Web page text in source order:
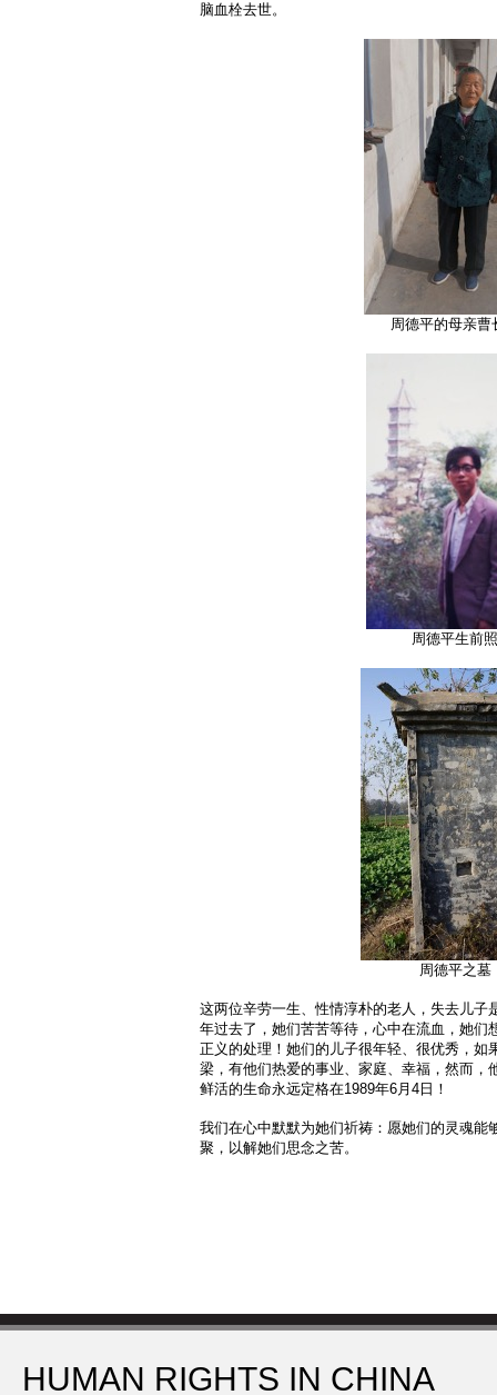
脑血栓去世。
周德平的母亲曹
周德平生前照
周德平之墓
这两位辛劳一生、性情淳朴的老人，失去儿子
年过去了，她们苦苦等待，心中在流血，她们
正义的处理！她们的儿子很年轻、很优秀，如
梁，有他们热爱的事业、家庭、幸福，然而，
鲜活的生命永远定格在1989年6月4日！
我们在心中默默为她们祈祷：愿她们的灵魂能
聚，以解她们思念之苦。
HUMAN RIGHTS IN CHINA